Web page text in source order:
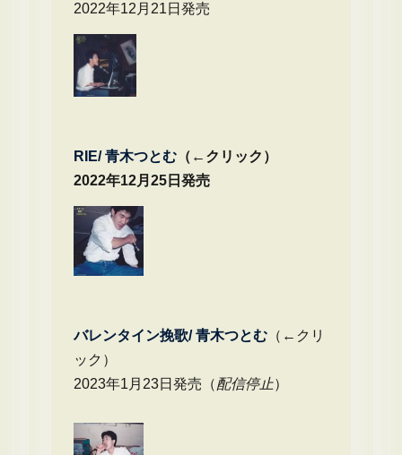
2022年12月21日発売
RIE/ 青木つとむ（←クリック）
2022年12月25日発売
バレンタイン挽歌/ 青木つとむ（←クリ
ック）
2023年1月23日発売（配信停止）